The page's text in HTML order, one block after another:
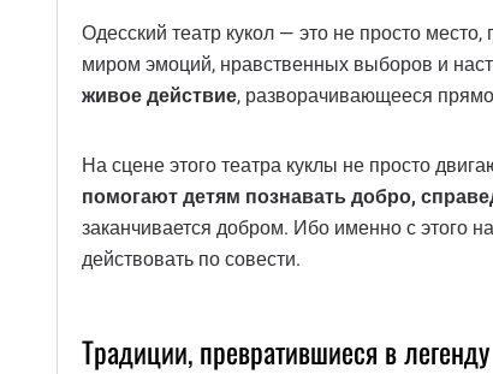
Одесский театр кукол — это не просто место,
миром эмоций, нравственных выборов и
живое действие, разворачивающееся
На сцене этого театра куклы не просто
помогают детям познавать добро,
заканчивается добром. Ибо именно с этого
действовать по совести.
Традиции, превратившиеся в легенду